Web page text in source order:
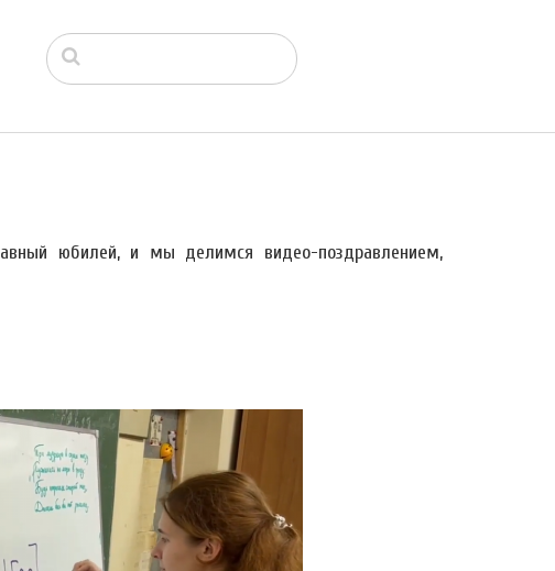
юбилей, и мы делимся видео-поздравлением,